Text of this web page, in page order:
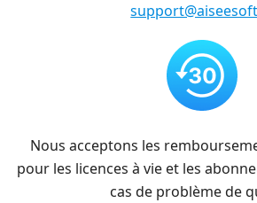
Nous acceptons les
pour les licences à vie et les
cas de problème de